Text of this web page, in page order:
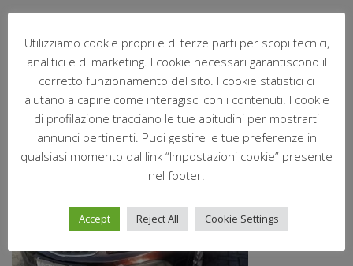
Marzo 7, 2026 Postato da:
Nessun commento
Utilizziamo cookie propri e di terze parti per scopi tecnici,
analitici e di marketing. I cookie necessari garantiscono il
corretto funzionamento del sito. I cookie statistici ci
aiutano a capire come interagisci con i contenuti. I cookie
di profilazione tracciano le tue abitudini per mostrarti
annunci pertinenti. Puoi gestire le tue preferenze in
qualsiasi momento dal link “Impostazioni cookie” presente
nel footer.
Accept Reject All Cookie Settings